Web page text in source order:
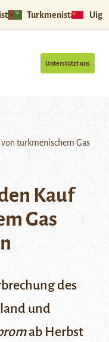
Turkmenistan
Unterstützt uns
turkmenischem Gas
Kauf
Gas
des
und
ab Herbst